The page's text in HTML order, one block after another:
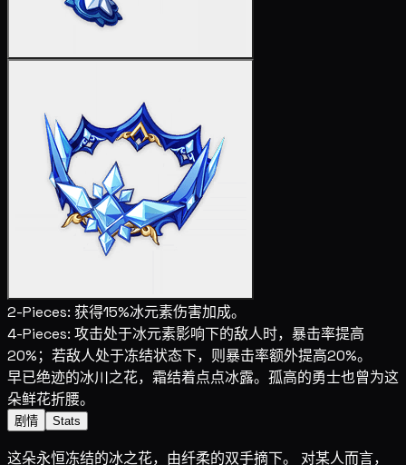
2-Pieces: 获得15%冰元素伤害加成。
4-Pieces: 攻击处于冰元素影响下的敌人时，暴击率提高
20%；若敌人处于冻结状态下，则暴击率额外提高20%。
早已绝迹的冰川之花，霜结着点点冰露。孤高的勇士也曾为这
朵鲜花折腰。
剧情 Stats
这朵永恒冻结的冰之花，由纤柔的双手摘下。 对某人而言，